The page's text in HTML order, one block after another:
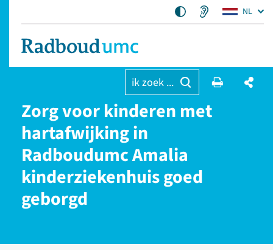
NL
ik zoek ...
Zorg voor kinderen met
hartafwijking in
Radboudumc Amalia
kinderziekenhuis goed
geborgd